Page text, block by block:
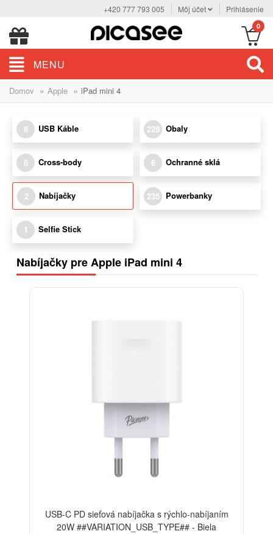
+420 777 793 005 Môj účet Prihlásenie
0
MENU
Domov » Apple » iPad mini 4
6 USB Káble 229 Obaly
6 Cross-body 6 Ochranné sklá
2 Nabíjačky 235 Powerbanky
1 Selfie Stick
Nabíjačky pre Apple iPad mini 4
USB-C PD sieťová nabíjačka s rýchlo-nabíjaním
20W ##VARIATION_USB_TYPE## - Biela